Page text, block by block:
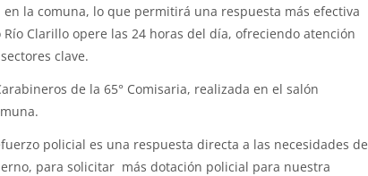
la comuna, lo que permitirá una respuesta más efectiva
Clarillo opere las 24 horas del día, ofreciendo atención
clave.
de la 65° Comisaria, realizada en el salón
policial es una respuesta directa a las necesidades de
para solicitar más dotación policial para nuestra